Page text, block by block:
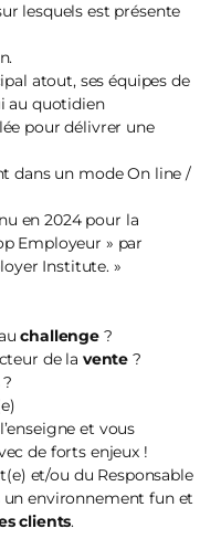
lesquels est présente
atout, ses équipes de
au quotidien
pour délivrer une
dans un mode On line /
en 2024 pour la
Employeur » par
Institute. »
challenge ?
de la vente?
et vous
de forts enjeux !
et/ou du Responsable
un environnement fun et
clients.